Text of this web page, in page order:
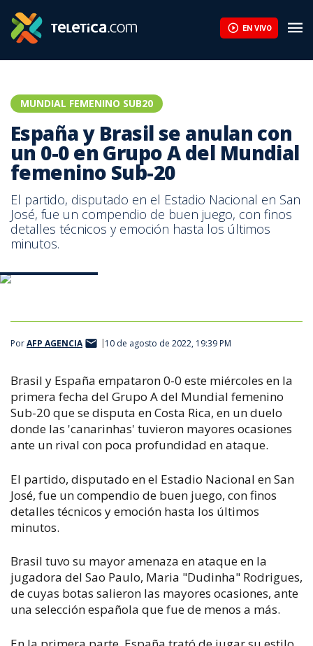
EN VIVO
MUNDIAL FEMENINO SUB20
España y Brasil se anulan con
un 0-0 en Grupo A del Mundial
femenino Sub-20
El partido, disputado en el Estadio Nacional en San
José, fue un compendio de buen juego, con finos
detalles técnicos y emoción hasta los últimos
minutos.
PorAFP AGENCIA 10 de agosto de 2022, 19:39 PM
Brasil y España empataron 0-0 este miércoles en la
primera fecha del Grupo A del Mundial femenino
Sub-20 que se disputa en Costa Rica, en un duelo
donde las 'canarinhas' tuvieron mayores ocasiones
ante un rival con poca profundidad en ataque.
El partido, disputado en el Estadio Nacional en San
José, fue un compendio de buen juego, con finos
detalles técnicos y emoción hasta los últimos
minutos.
Brasil tuvo su mayor amenaza en ataque en la
jugadora del Sao Paulo, Maria "Dudinha" Rodrigues,
de cuyas botas salieron las mayores ocasiones, ante
una selección española que fue de menos a más.